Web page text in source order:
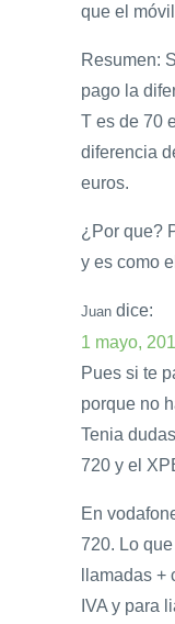
que el
Resumen:
pago la
T es de 70
diferencia
euros.
¿Por que?
y es como
Juan dice:
1 mayo,
Pues si te
porque no
Tenia
720 y el
En
720. Lo
llamadas
IVA y para